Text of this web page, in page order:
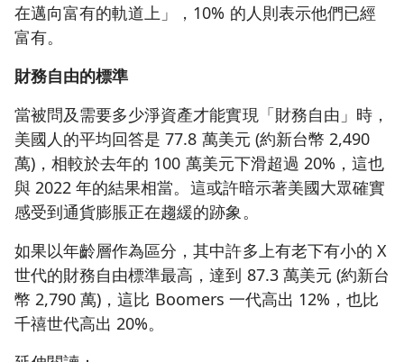
在邁向富有的軌道上」，10% 的人則表示他們已經
富有。
財務自由的標準
當被問及需要多少淨資產才能實現「財務自由」時，
美國人的平均回答是 77.8 萬美元 (約新台幣 2,490
萬)，相較於去年的 100 萬美元下滑超過 20%，這也
與 2022 年的結果相當。這或許暗示著美國大眾確實
感受到通貨膨脹正在趨緩的跡象。
如果以年齡層作為區分，其中許多上有老下有小的 X
世代的財務自由標準最高，達到 87.3 萬美元 (約新台
幣 2,790 萬)，這比 Boomers 一代高出 12%，也比
千禧世代高出 20%。